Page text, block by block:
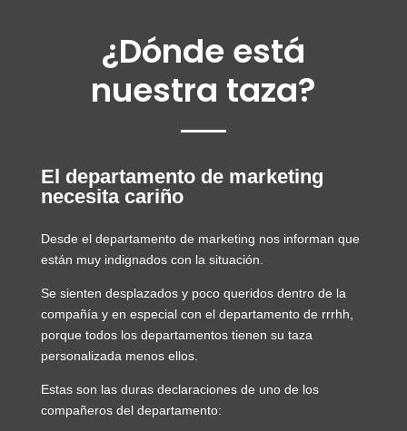
¿Dónde está
nuestra taza?
El departamento de marketing
necesita cariño
Desde el departamento de marketing nos informan que
están muy indignados con la situación.
Se sienten desplazados y poco queridos dentro de la
compañía y en especial con el departamento de rrrhh,
porque todos los departamentos tienen su taza
personalizada menos ellos.
Estas son las duras declaraciones de uno de los
compañeros del departamento: